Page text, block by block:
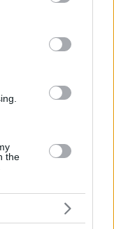
party tags to
in below Google
the